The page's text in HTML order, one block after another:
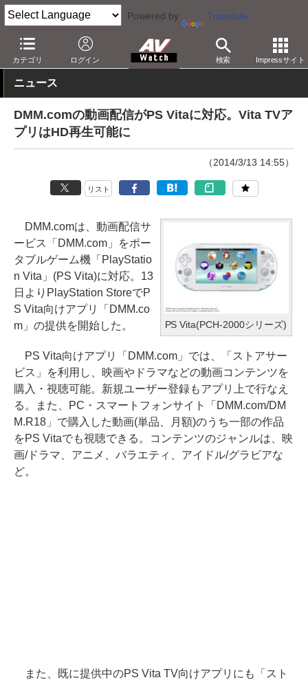
Powered by Translate
カテゴリ ログイン 検索 Impressサイト
AV Watch 製品 ゲーム機
ニュース
DMM.comの動画配信がPS Vitaに対応。Vita TVア
プリはHD再生可能に
（2014/3/13 14:55）
リスト
PS Vita(PCH-2000シリーズ)
DMM.comは、動画配信サ
ービス「DMM.com」をポー
タブルゲーム機「PlayStatio
n Vita」(PS Vita)に対応。13
日よりPlayStation StoreでP
S Vita向けアプリ「DMM.co
m」の提供を開始した。
PS Vita向けアプリ「DMM.com」では、「ストアサー
ビス」を利用し、映画やドラマなどの動画コンテンツを
購入・視聴可能。新規ユーザー登録もアプリ上で行なえ
る。また、PC・スマートフォンサイト「DMM.com/DM
M.R18」で購入した動画(単品、月額)のうち一部の作品
をPS Vitaでも視聴できる。コンテンツのジャンルは、映
画/ドラマ、アニメ、バラエティ、アイドル/グラビアな
ど。
また、既に提供中のPS Vita TV向けアプリにも「スト